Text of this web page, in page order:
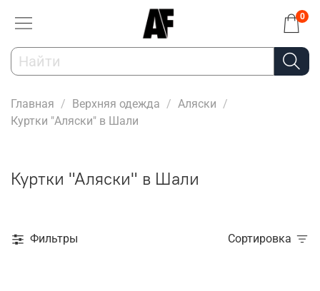
0
Главная Верхняя одежда
Аляски
Куртки "Аляски" в Шали
Куртки "Аляски" в Шали
Фильтры Сортировка